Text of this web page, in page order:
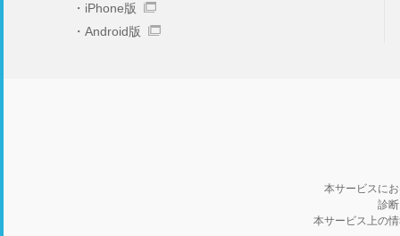
iPhone版
Android版
本サービスに
診
本サービス上の